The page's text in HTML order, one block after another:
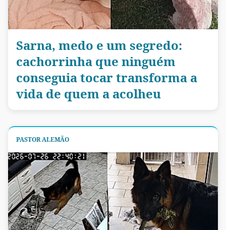
Sarna, medo e um segredo:
cachorrinha que ninguém
conseguia tocar transforma a
vida de quem a acolheu
PASTOR ALEMÃO